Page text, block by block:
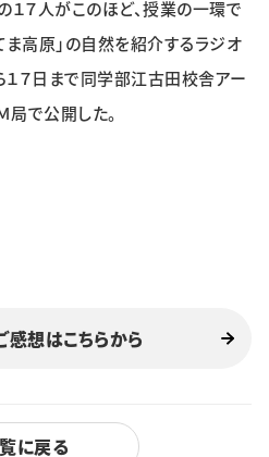
日大文芸賞
７人がこのほど、授業の一環で
高原」の自然を紹介するラジオ
１７日まで同学部江古田校舎アー
局で公開した。
感想はこちらから
に戻る